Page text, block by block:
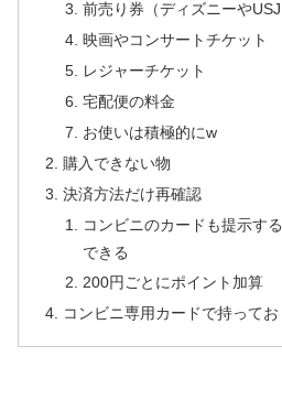
前売り券（ディズニーやUSJ
映画やコンサートチケット
レジャーチケット
宅配便の料金
お使いは積極的にw
購入できない物
決済方法だけ再確認
コンビニのカードも提示す
できる
200円ごとにポイント加算
コンビニ専用カードで持って